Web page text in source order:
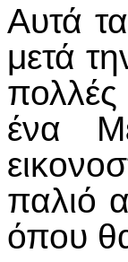
Αυτά
μετά
πολλές
ένα
παλιό
όπου